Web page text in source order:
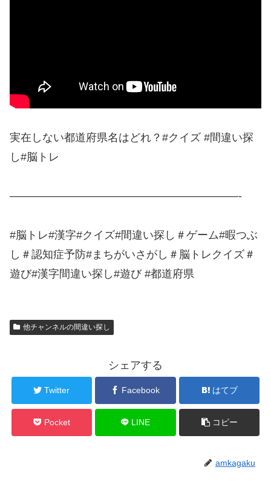
実在しない都道府県名はどれ？#クイズ #間違い探
し#脳トレ
—————————————————————-
#脳トレ#漢字#クイズ#間違い探し＃ゲーム#暇つぶ
し＃認知症予防#まちがいさがし＃脳トレクイズ＃
遊び#漢字間違い探し#遊び #都道府県
他チャンネルの間違い探し
シェアする
Twitter Facebook はてブ
Pocket LINE コピー
amkagaku